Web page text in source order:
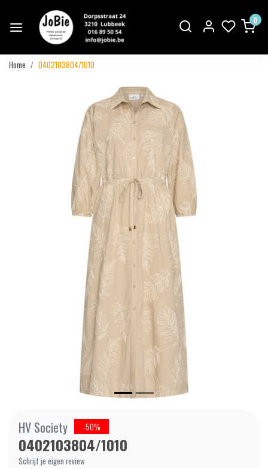
0
Home 0402103804/1010
HV Society -50%
0402103804/1010
Schrijf je eigen review